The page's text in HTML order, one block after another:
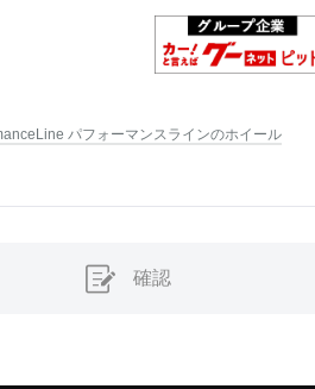
パフォーマンスラインのホイール
確認